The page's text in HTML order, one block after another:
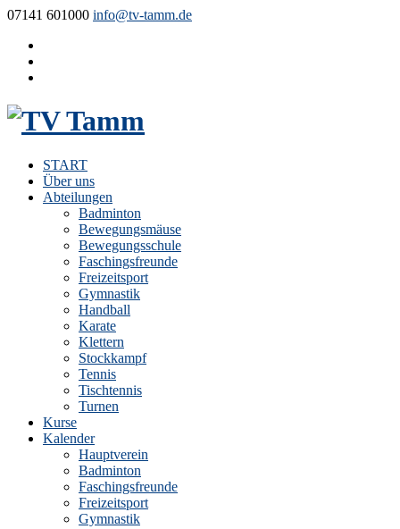
07141 601000 info@tv-tamm.de
START
Über uns
Abteilungen
Badminton
Bewegungsmäuse
Bewegungsschule
Faschingsfreunde
Freizeitsport
Gymnastik
Handball
Karate
Klettern
Stockkampf
Tennis
Tischtennis
Turnen
Kurse
Kalender
Hauptverein
Badminton
Faschingsfreunde
Freizeitsport
Gymnastik